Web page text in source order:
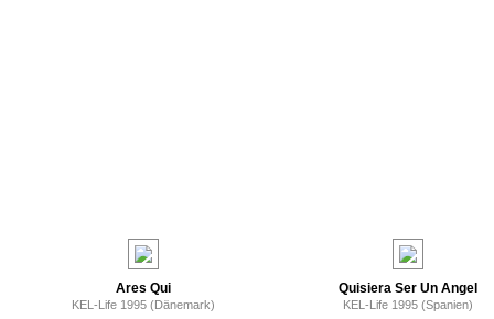
Ares Qui
KEL-Life 1995 (Dänemark)
Quisiera Ser Un Angel
KEL-Life 1995 (Spanien)